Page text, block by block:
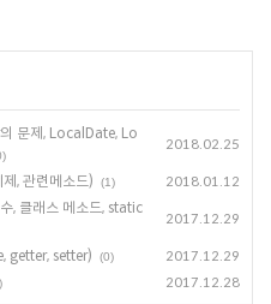
문제, LocalDate, Lo
2018.02.25
, 관련메소드) (1) 2018.01.12
, 클래스 메소드, static
2017.12.29
getter, setter) (0) 2017.12.29
2017.12.28